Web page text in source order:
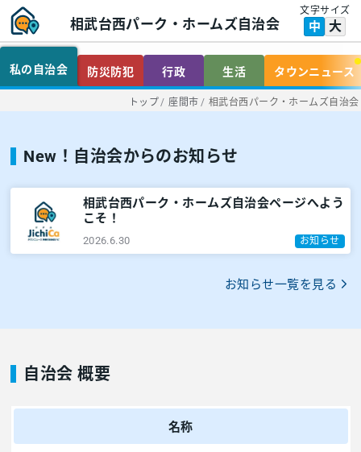
相武台西パーク・ホームズ自治会
文字サイズ
中 大
私の自治会 防災防犯 行政 生活 タウンニュース
トップ / 座間市 / 相武台西パーク・ホームズ自治会
New！自治会からのお知らせ
相武台西パーク・ホームズ自治会ページへよう
こそ！
2026.6.30 お知らせ
お知らせ一覧を見る
自治会 概要
名称